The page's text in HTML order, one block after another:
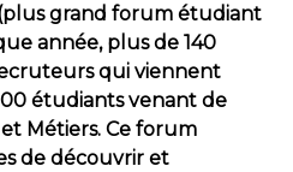
grand forum étudiant
année, plus de 140
qui viennent
étudiants venant de
Métiers. Ce forum
de découvrir et